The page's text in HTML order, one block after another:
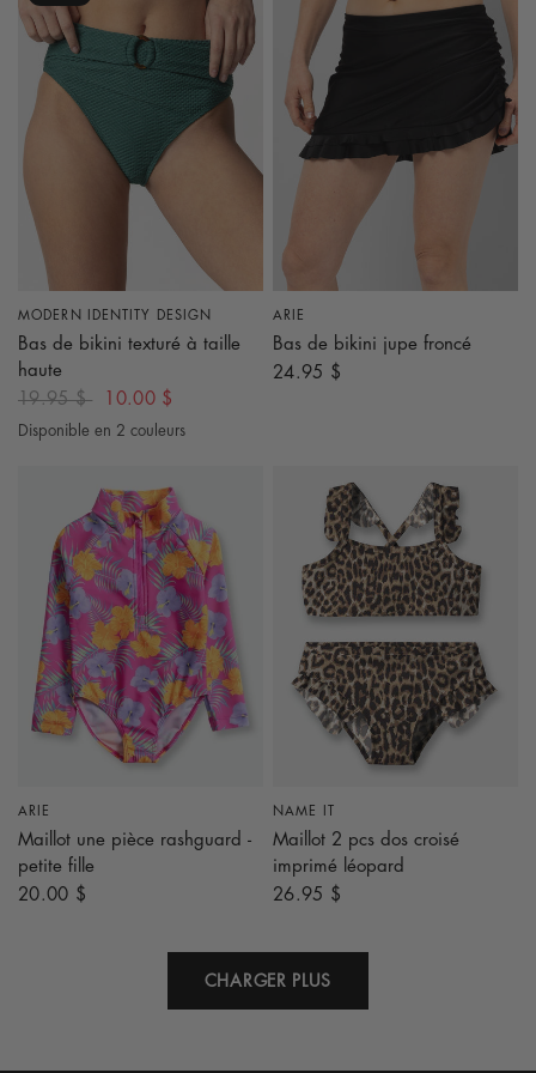
APERÇU RAPIDE
MODERN IDENTITY DESIGN
Bas de bikini texturé à taille
haute
19.95 $
10.00 $
Rouge Brique
Disponible en 2 couleurs
ARIE
Bas de bikini jupe froncé
24.95 $
ARIE
Maillot une pièce rashguard -
petite fille
20.00 $
NAME IT
Maillot 2 pcs dos croisé
imprimé léopard
26.95 $
CHARGER PLUS